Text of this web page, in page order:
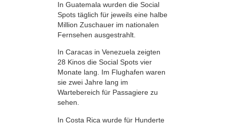
In Guatemala wurden die Social
Spots täglich für jeweils eine halbe
Million Zuschauer im nationalen
Fernsehen ausgestrahlt.
In Caracas in Venezuela zeigten
28 Kinos die Social Spots vier
Monate lang. Im Flughafen waren
sie zwei Jahre lang im
Wartebereich für Passagiere zu
sehen.
In Costa Rica wurde für Hunderte